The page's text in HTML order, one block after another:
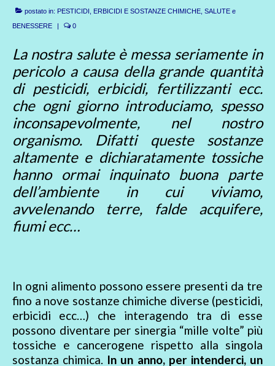
postato in: PESTICIDI, ERBICIDI E SOSTANZE CHIMICHE SALUTE e
BENESSERE
| 0
La nostra salute è messa seriamente in
pericolo a causa della grande quantità
di pesticidi, erbicidi, fertilizzanti ecc.
che ogni giorno introduciamo, spesso
inconsapevolmente, nel nostro
organismo. Difatti queste sostanze
altamente e dichiaratamente tossiche
hanno ormai inquinato buona parte
dell’ambiente in cui viviamo,
avvelenando terre, falde acquifere,
fiumi ecc…
In ogni alimento possono essere presenti da tre
fino a nove sostanze chimiche diverse (pesticidi,
erbicidi ecc…) che interagendo tra di esse
possono diventare per sinergia “mille volte” più
tossiche e cancerogene rispetto alla singola
sostanza chimica. In un anno, per intenderci, un